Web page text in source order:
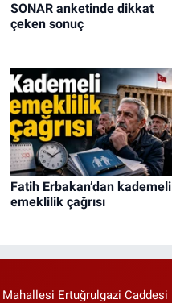
SONAR anketinde dikkat
çeken sonuç
Fatih Erbakan’dan kademeli
emeklilik çağrısı
Ertuğrulgazi Caddesi